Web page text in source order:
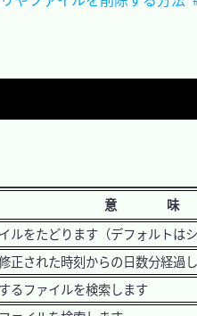
意 味
ルをたどります（デフォルトは
正された時刻からの日数分経過
るファイルを検索します